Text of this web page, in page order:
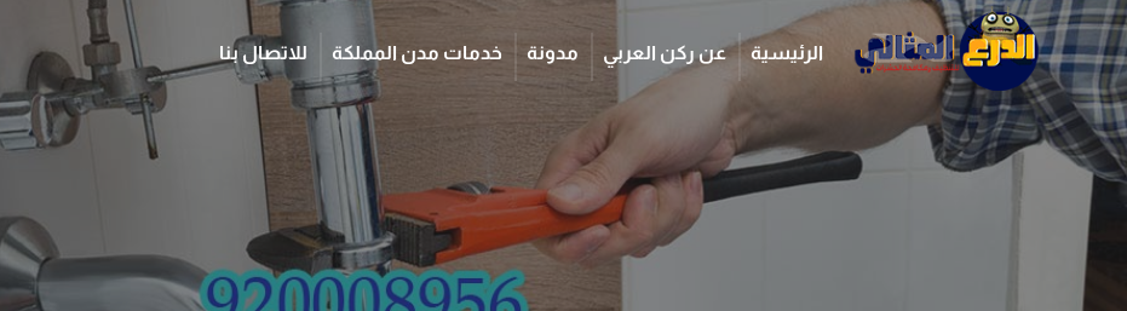
الرئيسية عن ركن العربي مدونة خدمات مدن المملكة للاتصال بنا